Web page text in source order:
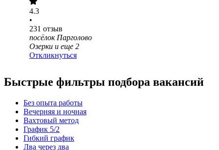
4.3
•
231 отзыв
посёлок Парголово
Озерки и еще 2
Откликнуться
Быстрые фильтры подбора вакансий
Без опыта работы
Вечерняя и ночная
Вахтовый метод
График 5/2
Гибкий график
Два через два